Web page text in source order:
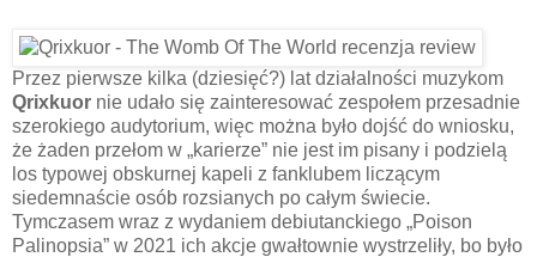
Przez pierwsze kilka (dziesięć?) lat działalności muzykom
Qrixkuor nie udało się zainteresować zespołem przesadnie
szerokiego audytorium, więc można było dojść do wniosku,
że żaden przełom w „karierze” nie jest im pisany i podzielą
los typowej obskurnej kapeli z fanklubem liczącym
siedemnaście osób rozsianych po całym świecie.
Tymczasem wraz z wydaniem debiutanckiego „Poison
Palinopsia” w 2021 ich akcje gwałtownie wystrzeliły, bo było